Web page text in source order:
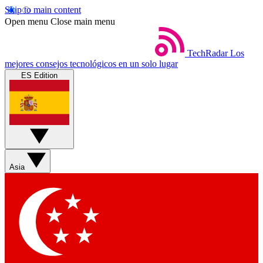
Skip to main content
Open menu Close main menu
TechRadar Los
mejores consejos tecnológicos en un solo lugar
ES Edition
Asia